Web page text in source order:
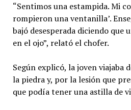
“Sentimos una estampida. Mi
rompieron una ventanilla’.
bajó desesperada diciendo que
en el ojo”, relató el chofer.
Según explicó, la joven viajaba
la piedra y, por la lesión que
que podía tener una astilla de